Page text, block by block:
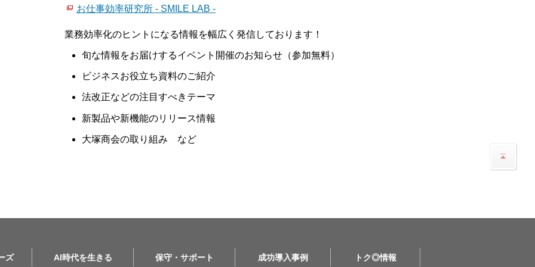
お仕事効率研究所 - SMILE LAB -
業務効率化のヒントになる情報を幅広く発信しております！
旬な情報をお届けするイベント開催のお知らせ（参加無料）
ビジネスお役立ち資料のご紹介
法改正などの注目すべきテーマ
新製品や新機能のリリース情報
大塚商会の取り組み など
ズ AI時代を生きる 保守・サポート 成功導入事例 トク◎情報